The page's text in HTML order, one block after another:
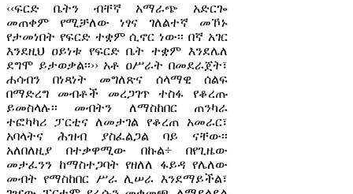
‹‹ፍርድ ቤትን ብቸኛ አማራጭ አድርጐ
መጠቀም የሚቻለው ነፃና ገለልተኛ መኾኑ
የታመነበት የፍርድ ተቋም ሲኖር ነው፡፡ በኛ አገር
እንደዚህ ዐይነቱ የፍርድ ቤት ተቋም እንደሌለ
ደግሞ ይታወቃል፡፡›› አቶ ዐሥራት በመደራጀት፣
ሐሳብን በነጻነት መግለጽና ሰላማዊ ሰልፍ
በማድረግ መብቶች መረጋገጥ ተስፋ የቆረጡ
ይመስላሉ፡፡ መብትን ለማስከበር ጠንካራ
ተፎካካሪ ፓርቲና ለመታገል የቆረጠ አመራር፣
አባላትና ሕዝብ ያስፈልጋል ባይ ናቸው፡፡
አለበለዚያ በተቃዋሚው በኩል÷ በየጊዜው
መታፈንን ከማስተጋባት የዘለለ ፋይዳ የሌለው
መብት የማስከበር ሥራ ሊሠራ እንደማይችል፣